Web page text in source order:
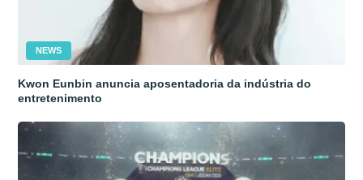
NEWS
Kwon Eunbin anuncia aposentadoria da indústria do
entretenimento